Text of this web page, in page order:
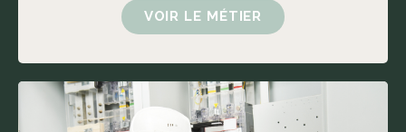
VOIR LE MÉTIER